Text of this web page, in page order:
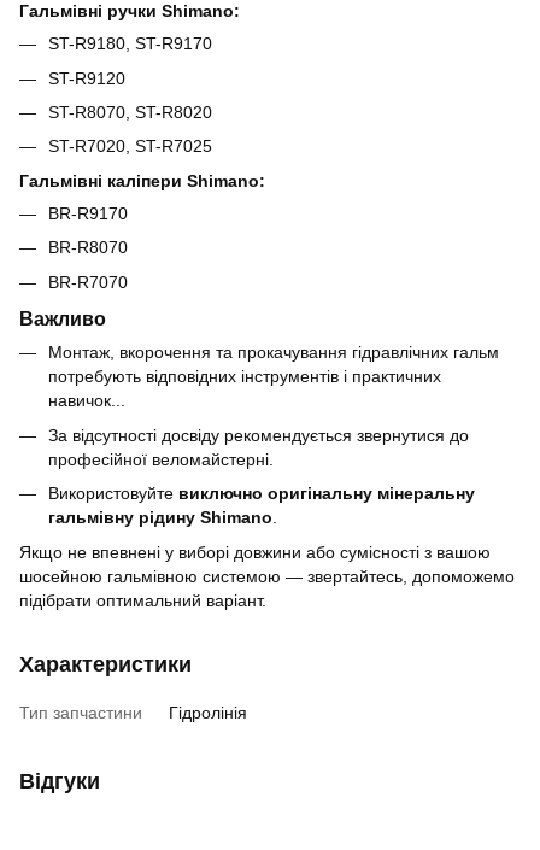
Гальмівні ручки Shimano:
ST-R9180, ST-R9170
ST-R9120
ST-R8070, ST-R8020
ST-R7020, ST-R7025
Гальмівні каліпери Shimano:
BR-R9170
BR-R8070
BR-R7070
Важливо
Монтаж, вкорочення та прокачування гідравлічних гальм
потребують відповідних інструментів і практичних
навичок...
За відсутності досвіду рекомендується звернутися до
професійної веломайстерні.
Використовуйте виключно оригінальну мінеральну
гальмівну рідину Shimano.
Якщо не впевнені у виборі довжини або сумісності з вашою
шосейною гальмівною системою — звертайтесь, допоможемо
підібрати оптимальний варіант.
Характеристики
Тип запчастини Гідролінія
Відгуки